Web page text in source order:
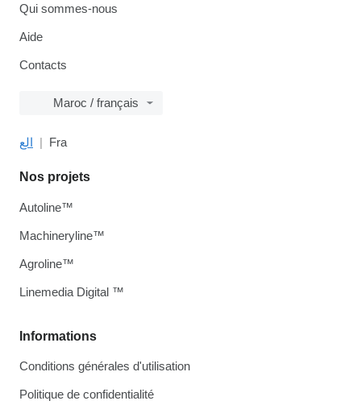
Qui sommes-nous
Aide
Contacts
Maroc / français
الع Fra
Informations
Conditions générales d'utilisation
Politique de confidentialité
Nos projets
Autoline™
Machineryline™
Agroline™
Linemedia Digital ™